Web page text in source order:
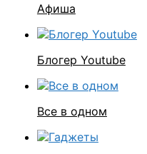
Афиша
Блогер Youtube
Все в одном